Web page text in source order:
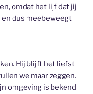
omdat het lijf dat jij
en dus meebeweegt
Hij blijft het liefst
we maar zeggen.
omgeving is bekend